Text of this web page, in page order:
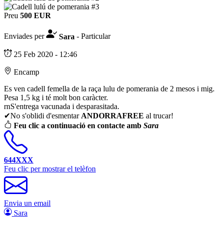
Preu 500 EUR
Enviades per Sara- Particular
25 Feb 2020 - 12:46
Encamp
Es ven cadell femella de la raça lulu de pomerania de 2 mesos i mig.
Pesa 1,5 kg i té molt bon caràcter.
rnS'entrega vacunada i desparasitada.
✔No s'oblidi d'esmentar ANDORRAFREE al trucar!
Feu clic a continuació en contacte amb Sara
644XXX
Feu clic per mostrar el telèfon
Envia un email
Sara